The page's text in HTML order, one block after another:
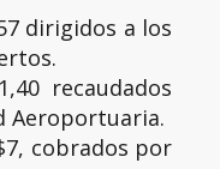
dirigidos a los
recaudados
Aeroportuaria.
cobrados por